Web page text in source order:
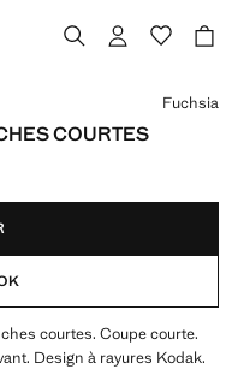
COURTES
Fuchsia
courtes. Coupe courte.
Design à rayures Kodak.